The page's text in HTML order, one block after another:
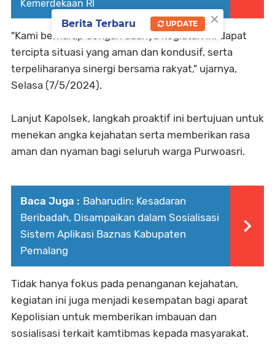
Kemerdekaan RI
"Kami berharap dengan adanya kegiatan ini dapat
tercipta situasi yang aman dan kondusif, serta
terpeliharanya sinergi bersama rakyat," ujarnya,
Selasa (7/5/2024).
Lanjut Kapolsek, langkah proaktif ini bertujuan untuk
menekan angka kejahatan serta memberikan rasa
aman dan nyaman bagi seluruh warga Purwoasri.
Baca Juga : Baharudin: Kesadaran
Beribadah, Disampaikan dalam Sosialisasi
Sistem Aplikasi Baznas Kabupaten
Pemalang
Tidak hanya fokus pada penanganan kejahatan,
kegiatan ini juga menjadi kesempatan bagi aparat
Kepolisian untuk memberikan imbauan dan
sosialisasi terkait kamtibmas kepada masyarakat.
×
Berita Terbaru UPDATE